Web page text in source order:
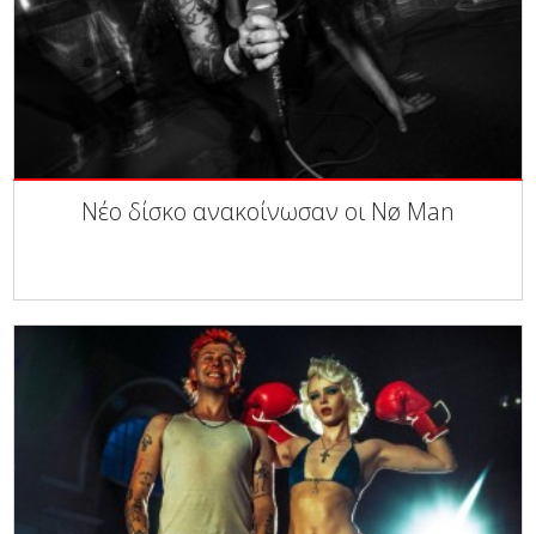
Νέο δίσκο ανακοίνωσαν οι Nø Man